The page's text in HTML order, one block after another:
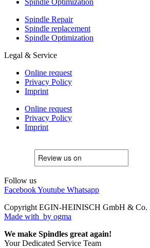
Spindle Repair
Spindle replacement
Spindle Optimization
Legal & Service
Online request
Privacy Policy
Imprint
Online request
Privacy Policy
Imprint
Follow us
FacebookYoutube Whatsapp
Copyright EGIN-HEINISCH GmbH & Co.
Made with by ogma
We make Spindles great again!
Your Dedicated Service Team